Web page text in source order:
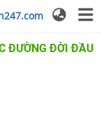
ĐƯỜNG ĐỜI ĐẦU